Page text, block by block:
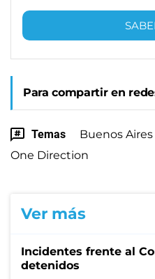
Para compartir en
Temas Buenos Aires
One Direction
Ver más
Incidentes frente al
detenidos